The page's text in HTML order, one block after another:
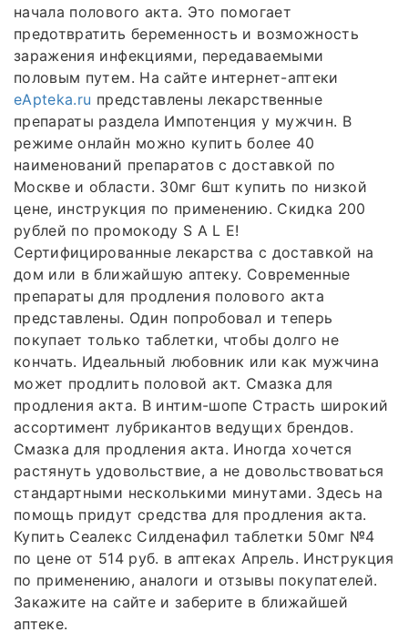
начала полового акта. Это помогает
предотвратить беременность и возможность
заражения инфекциями, передаваемыми
половым путем. На сайте интернет-аптеки
еApteka.ru представлены лекарственные
препараты раздела Импотенция у мужчин. В
режиме онлайн можно купить более 40
наименований препаратов с доставкой по
Москве и области. 30мг 6шт купить по низкой
цене, инструкция по применению. Скидка 200
рублей по промокоду S A L E!
Сертифицированные лекарства с доставкой на
дом или в ближайшую аптеку. Современные
препараты для продления полового акта
представлены. Один попробовал и теперь
покупает только таблетки, чтобы долго не
кончать. Идеальный любовник или как мужчина
может продлить половой акт. Смазка для
продления акта. В интим-шопе Страсть широкий
ассортимент лубрикантов ведущих брендов.
Смазка для продления акта. Иногда хочется
растянуть удовольствие, а не довольствоваться
стандартными несколькими минутами. Здесь на
помощь придут средства для продления акта.
Купить Сеалекс Силденафил таблетки 50мг №4
по цене от 514 руб. в аптеках Апрель. Инструкция
по применению, аналоги и отзывы покупателей.
Закажите на сайте и заберите в ближайшей
аптеке.